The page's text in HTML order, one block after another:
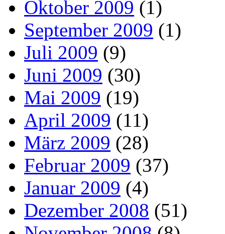
Oktober 2009 (1)
September 2009 (1)
Juli 2009 (9)
Juni 2009 (30)
Mai 2009 (19)
April 2009 (11)
März 2009 (28)
Februar 2009 (37)
Januar 2009 (4)
Dezember 2008 (51)